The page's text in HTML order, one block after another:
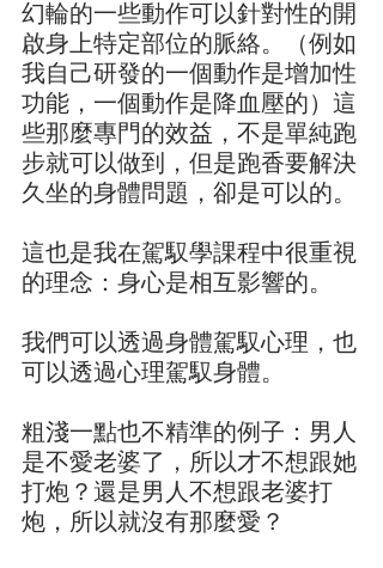
幻輪的一些動作可以針對性的開
啟身上特定部位的脈絡。（例如
我自己研發的一個動作是增加性
功能，一個動作是降血壓的）這
些那麼專門的效益，不是單純跑
步就可以做到，但是跑香要解決
久坐的身體問題，卻是可以的。
這也是我在駕馭學課程中很重視
的理念：身心是相互影響的。
我們可以透過身體駕馭心理，也
可以透過心理駕馭身體。
粗淺一點也不精準的例子：男人
是不愛老婆了，所以才不想跟她
打炮？還是男人不想跟老婆打
炮，所以就沒有那麼愛？